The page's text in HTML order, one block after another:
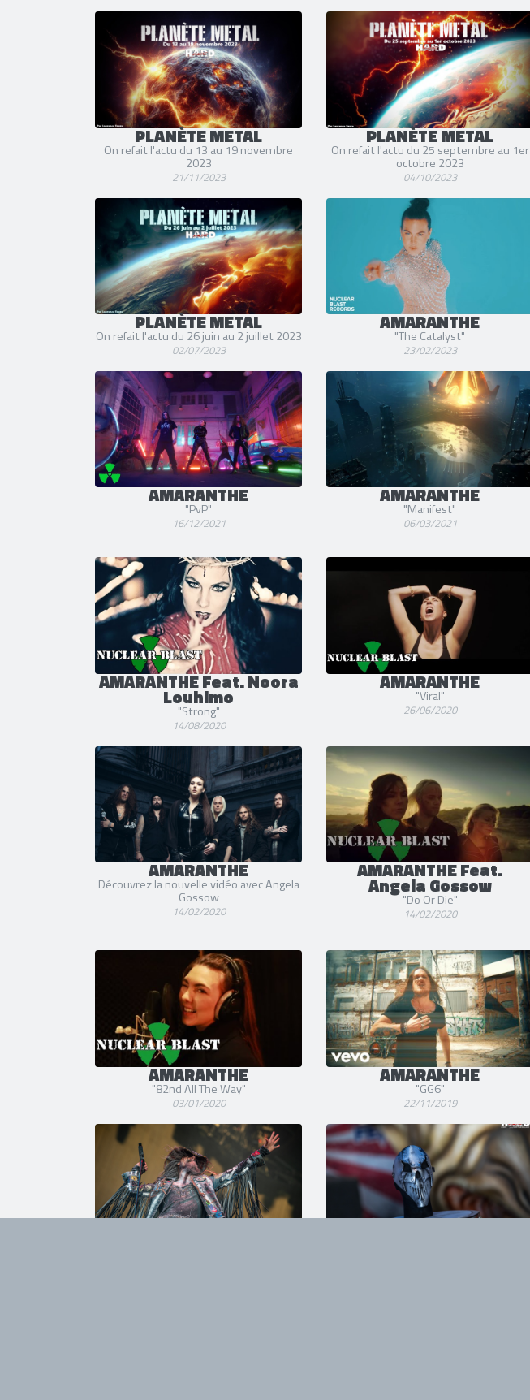
PLANÈTE METAL
On refait l'actu du 13 au 19 novembre
2023
21/11/2023
PLANÈTE METAL
On refait l'actu du 25 septembre au 1er
octobre 2023
04/10/2023
PLANÈTE METAL
On refait l'actu du 26 juin au 2 juillet 2023
02/07/2023
AMARANTHE
"The Catalyst"
23/02/2023
AMARANTHE
"PvP"
16/12/2021
AMARANTHE
"Manifest"
06/03/2021
AMARANTHE Feat. Noora
Louhimo
"Strong"
14/08/2020
AMARANTHE
"Viral"
26/06/2020
AMARANTHE
Découvrez la nouvelle vidéo avec Angela
Gossow
14/02/2020
AMARANTHE Feat.
Angela Gossow
"Do Or Die"
14/02/2020
AMARANTHE
"82nd All The Way"
03/01/2020
AMARANTHE
"GG6"
22/11/2019